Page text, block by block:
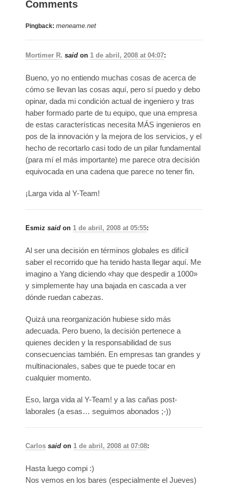
Comments
Pingback: meneame.net
Mortimer R. said on 1 de abril, 2008 at 04:07:
Bueno, yo no entiendo muchas cosas de acerca de
cómo se llevan las cosas aquí, pero sí puedo y debo
opinar, dada mi condición actual de ingeniero y tras
haber formado parte de tu equipo, que una empresa
de estas características necesita MÁS ingenieros en
pos de la innovación y la mejora de los servicios, y el
hecho de recortarlo casi todo de un pilar fundamental
(para mí el más importante) me parece otra decisión
equivocada en una cadena que parece no tener fin.
¡Larga vida al Y-Team!
Esmiz said on 1 de abril, 2008 at 05:55:
Al ser una decisión en términos globales es difícil
saber el recorrido que ha tenido hasta llegar aquí. Me
imagino a Yang diciendo «hay que despedir a 1000»
y simplemente hay una bajada en cascada a ver
dónde ruedan cabezas.
Quizá una reorganización hubiese sido más
adecuada. Pero bueno, la decisión pertenece a
quienes deciden y la responsabilidad de sus
consecuencias también. En empresas tan grandes y
multinacionales, sabes que te puede tocar en
cualquier momento.
Eso, larga vida al Y-Team! y a las cañas post-
laborales (a esas… seguimos abonados ;-))
Carlos said on 1 de abril, 2008 at 07:08:
Hasta luego compi :)
Nos vemos en los bares (especialmente el Jueves)